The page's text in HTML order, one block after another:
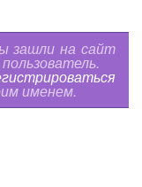
зашли на сайт
именем.